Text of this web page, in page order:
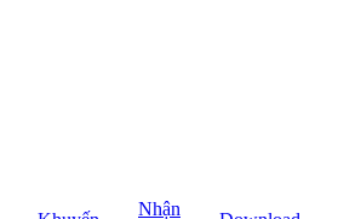
Nhận